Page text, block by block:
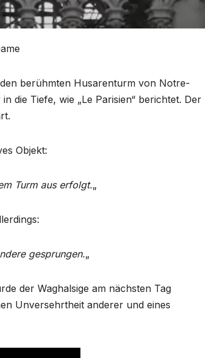
berühmten Husarenturm von Notre-
die Tiefe, wie „Le Parisien“ berichtet. Der
Objekt:
Turm aus erfolgt.„
gesprungen.„
der Waghalsige am nächsten Tag
Unversehrtheit anderer und eines